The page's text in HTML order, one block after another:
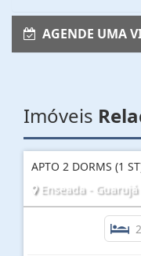
AGENDE UMA
Imóveis
APTO 2 DORMS (1
Enseada - Guarujá
2